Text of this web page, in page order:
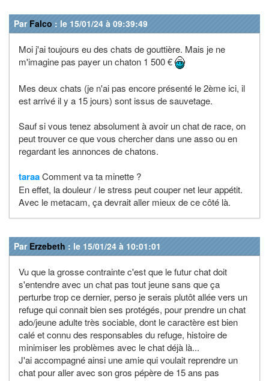
Par Falco : le 15/01/24 à 09:39:49
Moi j'ai toujours eu des chats de gouttière. Mais je ne
m'imagine pas payer un chaton 1 500 €
Mes deux chats (je n'ai pas encore présenté le 2ème ici, il
est arrivé il y a 15 jours) sont issus de sauvetage.
Sauf si vous tenez absolument à avoir un chat de race, on
peut trouver ce que vous chercher dans une asso ou en
regardant les annonces de chatons.
taraaComment va ta minette ?
En effet, la douleur / le stress peut couper net leur appétit.
Avec le metacam, ça devrait aller mieux de ce côté là.
Par Erzebeth : le 15/01/24 à 10:01:01
Vu que la grosse contrainte c'est que le futur chat doit
s'entendre avec un chat pas tout jeune sans que ça
perturbe trop ce dernier, perso je serais plutôt allée vers un
refuge qui connait bien ses protégés, pour prendre un chat
ado/jeune adulte très sociable, dont le caractère est bien
calé et connu des responsables du refuge, histoire de
minimiser les problèmes avec le chat déjà là...
J'ai accompagné ainsi une amie qui voulait reprendre un
chat pour aller avec son gros pépère de 15 ans pas